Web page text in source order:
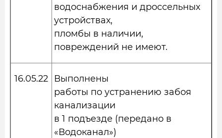
водоснабжения и дроссельных
устройствах,
пломбы в наличии,
повреждений не имеют.
16.05.22
Выполнены
работы по устранению забоя
канализации
в 1 подъезде (передано в
«Водоканал»)